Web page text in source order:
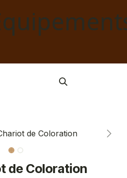
de Coloration